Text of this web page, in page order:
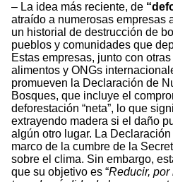
– La idea más reciente, de
atraído a numerosas empresas
un historial de destrucción de
pueblos y comunidades que
Estas empresas, junto con
alimentos y ONGs
promueven la Declaración de
Bosques, que incluye el
deforestación “neta”, lo que
extrayendo madera si el daño
algún otro lugar. La
marco de la cumbre de la
sobre el clima. Sin embargo,
que su objetivo es “Reducir, por